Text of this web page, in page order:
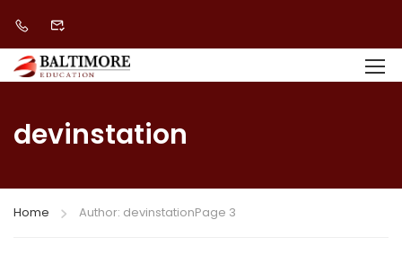
devinstation
Home Author: devinstationPage 3